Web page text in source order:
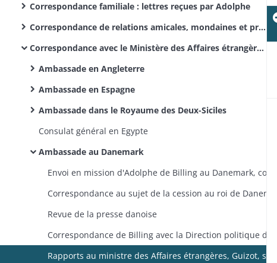
Correspondance familiale : lettres reçues par Adolphe​
Correspondance de relations amicales, mondaines et professionnelles : lettres reçues par Adolphe Billing, alors qu'il était :​
Correspondance avec le Ministère des Affaires étrangères et documentation professionnelle
Ambassade en Angleterre
Ambassade en Espagne
Ambassade dans le Royaume des Deux-Siciles
Consulat général en Egypte
Ambassade au Danemark
Revue de la presse danoise